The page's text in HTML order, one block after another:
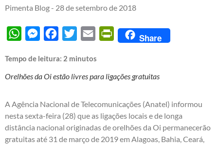
Pimenta Blog - 28 de setembro de 2018
WhatsAppMessengerFacebook
Twitter Email PrintFriendly
Share
Tempo de leitura: 2 minutos
Orelhões da Oi estão livres para ligações gratuitas
A Agência Nacional de Telecomunicações (Anatel) informou
nesta sexta-feira (28) que as ligações locais e de longa
distância nacional originadas de orelhões da Oi permanecerão
gratuitas até 31 de março de 2019 em Alagoas, Bahia, Ceará,